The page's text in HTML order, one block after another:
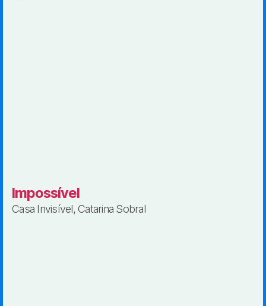
Impossível
Casa Invisível, Catarina Sobral